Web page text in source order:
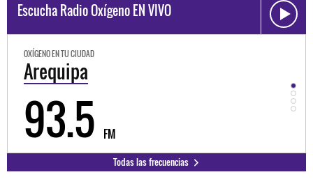
Escucha Radio Oxígeno EN VIVO
OXÍGENO EN TU CIUDAD
Arequipa
93.5 FM
Todas las frecuencias